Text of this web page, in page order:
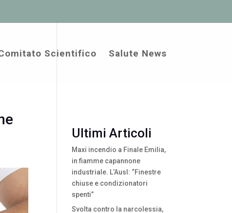
Scientifico Salute News
Ultimi Articoli
Maxi incendio a Finale Emilia,
in fiamme capannone
industriale. L’Ausl: “Finestre
chiuse e condizionatori
spenti”
Svolta contro la narcolessia,